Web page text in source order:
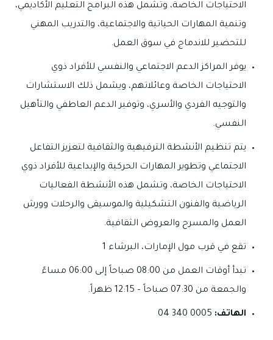
الاحتياجات الخاصة، وتشمل هذه البرامج التعليم الأكاديمي،
وتنمية المهارات الحياتية والاجتماعية، والتدريب المهني
للتحضير للاندماج في سوق العمل.
يوفر المراكز الدعم الاجتماعي والنفسي للأفراد ذوي
الاحتياجات الخاصة وعائلاتهم، ويشمل ذلك الاستشارات
والتوجيه الفردي والأسري، وتوفير الدعم العاطفي والتأهيل
النفسي.
يتم تنظيم الأنشطة الترفيهية والثقافية لتعزيز التفاعل
الاجتماعي وتطوير المهارات الحركية والإبداعية للأفراد ذوي
الاحتياجات الخاصة، وتشمل هذه الأنشطة الفعاليات
الرياضية والفنون التشكيلية والموسيقى والرحلات وورش
العمل والمسرح والعروض الثقافية.
تقع في قرب مول الإمارات، البرشاء 1
تبدأ أوقات العمل من 08:00 صباحاً إلى 06:00 مساءً
والجمعة من 07:30 صباحاً – 12:15 ظهراً.
الهاتف: